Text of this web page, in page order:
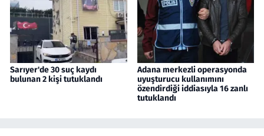
Sarıyer'de 30 suç kaydı
bulunan 2 kişi tutuklandı
Adana merkezli operasyonda
uyuşturucu kullanımını
özendirdiği iddiasıyla 16 zanlı
tutuklandı